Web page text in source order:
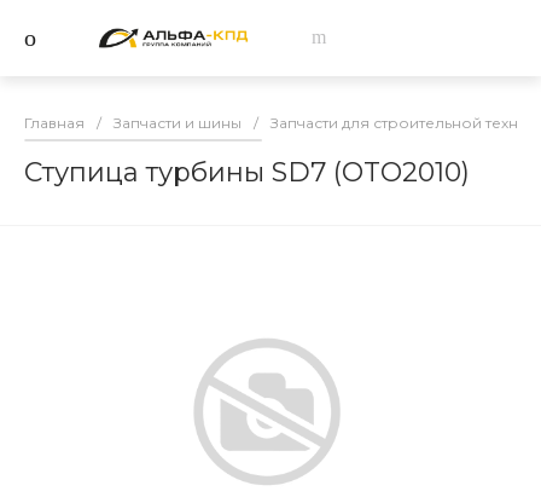
Главная / Запчасти и шины / Запчасти для строительной
Ступица турбины SD7 (OTO2010)